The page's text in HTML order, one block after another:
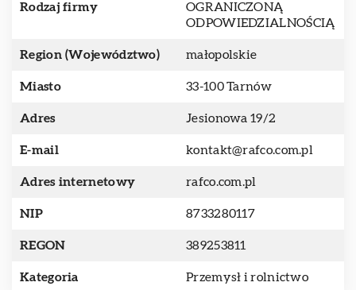
Rodzaj firmy
OGRANICZONĄ
ODPOWIEDZIALNOŚCIĄ
Region (Województwo) małopolskie
Miasto 33-100 Tarnów
Adres Jesionowa 19/2
E-mail kontakt@rafco.com.pl
Adres internetowy rafco.com.pl
NIP 8733280117
REGON 389253811
Kategoria Przemysł i rolnictwo